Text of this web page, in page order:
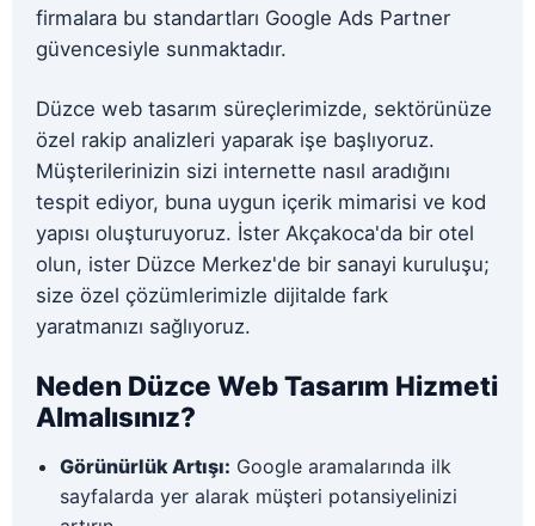
firmalara bu standartları Google Ads Partner
güvencesiyle sunmaktadır.
Düzce web tasarım süreçlerimizde, sektörünüze
özel rakip analizleri yaparak işe başlıyoruz.
Müşterilerinizin sizi internette nasıl aradığını
tespit ediyor, buna uygun içerik mimarisi ve kod
yapısı oluşturuyoruz. İster Akçakoca'da bir otel
olun, ister Düzce Merkez'de bir sanayi kuruluşu;
size özel çözümlerimizle dijitalde fark
yaratmanızı sağlıyoruz.
Neden Düzce Web Tasarım Hizmeti
Almalısınız?
Görünürlük Artışı: Google aramalarında ilk
sayfalarda yer alarak müşteri potansiyelinizi